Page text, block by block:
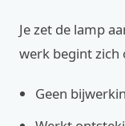
Je zet de lamp
werk begint zich
Geen